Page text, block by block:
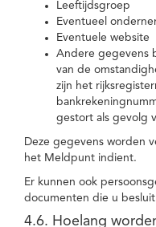
Leeftijdsgroep
Eventueel
Eventuele website
Andere gegevens
van de
zijn het
gestort als gevolg
Deze gegevens worden
het Meldpunt indient.
Er kunnen ook
documenten die u
4.6. Hoelang